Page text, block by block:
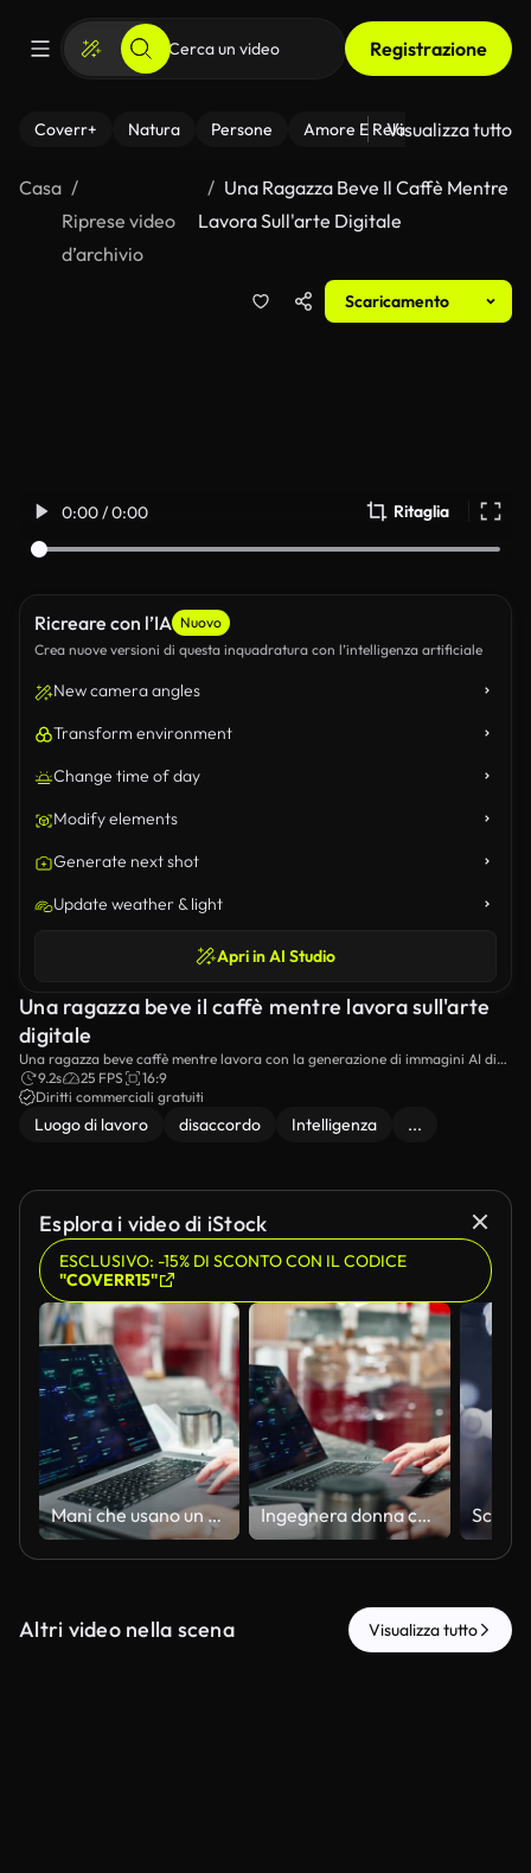
Registrazione
Coverr+ Natura Persone Amore E Relazioni Il
Visualizza tutto
Casa
Riprese video
d’archivio
Una Ragazza Beve Il Caffè Mentre
Lavora Sull'arte Digitale
Scaricamento
0:00 / 0:00 Ritaglia
Ricreare con l’IA Nuovo
Crea nuove versioni di questa inquadratura con l’intelligenza artificiale
New camera angles
Transform environment
Change time of day
Modify elements
Generate next shot
Update weather & light
Apri in AI Studio
Una ragazza beve il caffè mentre lavora sull'arte
digitale
Una ragazza beve caffè mentre lavora con la generazione di immagini AI di
ChatGPT online.
9.2s 25 FPS
16:9
Diritti commerciali gratuiti
Luogo di lavoro disaccordo Intelligenza ...
Esplora i video di iStock
ESCLUSIVO: -15% DI SCONTO CON IL CODICE
"COVERR15"
Mani che usano un portatile con interfaccia industriale Ingegnera donna che revisiona dati tecnici
Altri video nella scena Visualizza tutto